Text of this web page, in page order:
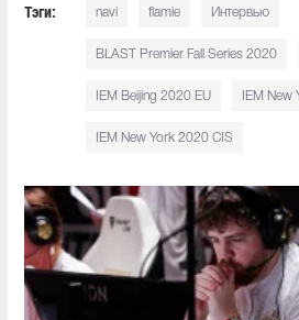
Тэги: navi flamie Интервью
BLAST Premier Fall Series 2020
IEM Beijing 2020 EU IEM New
IEM New York 2020 CIS